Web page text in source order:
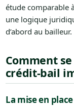
étude comparable
une logique
d’abord au bailleur.
Comment
crédit-bail
La mise en